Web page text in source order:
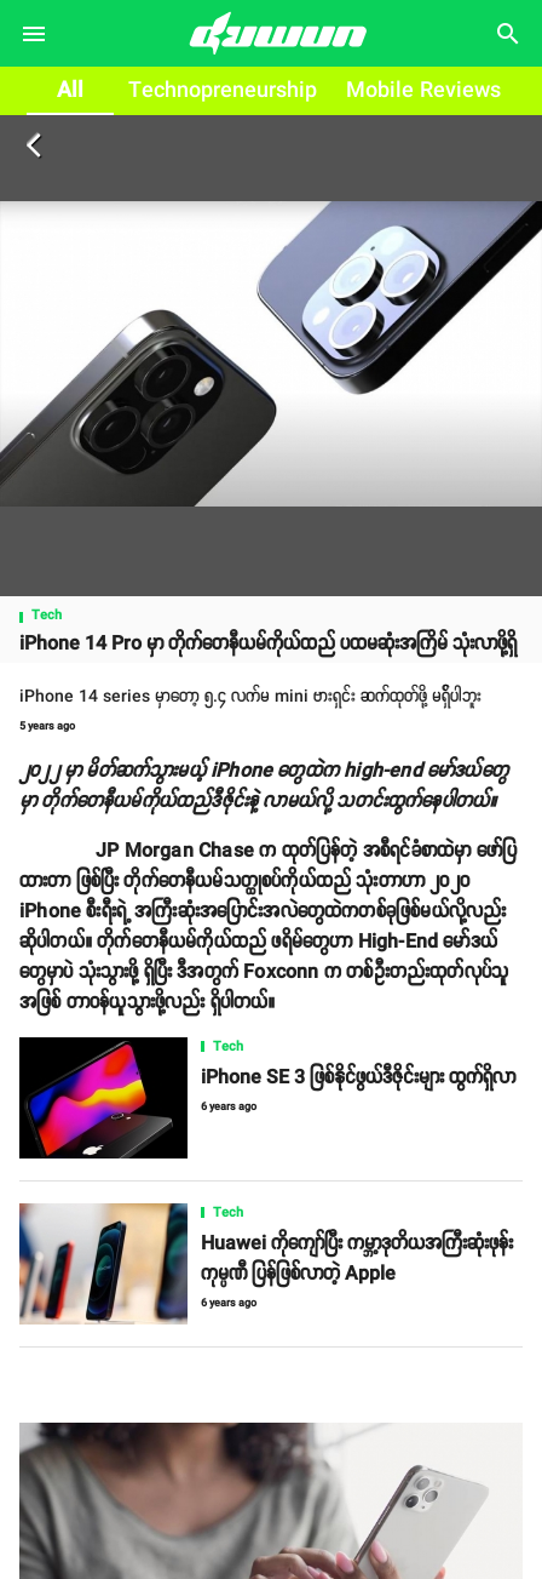
search
All Technopreneurship Mobile Reviews
arrow_back_ios
Tech
iPhone 14 Pro မှာ တိုက်တေနီယမ်ကိုယ်ထည် ပထမဆုံးအကြိမ် သုံးလာဖို့ရှိ
iPhone 14 series မှာတော့ ၅.၄ လက်မ mini ဗားရှင်း ဆက်ထုတ်ဖို့ မရှ်ိပါဘူး
5 years ago
၂၀၂၂ မှာ မိတ်ဆက်သွားမယ့် iPhone တွေထဲက high-end မော်ဒယ်တွေ
မှာ တိုက်တေနီယမ်ကိုယ်ထည်ဒီဇိုင်းနဲ့ လာမယ်လို့ သတင်းထွက်နေပါတယ်။
JP Morgan Chase က ထုတ်ပြန်တဲ့ အစီရင်ခံစာထဲမှာ ဖော်ပြ
ထားတာ ဖြစ်ပြီး တိုက်တေနီယမ်သတ္ထုစပ်ကိုယ်ထည် သုံးတာဟာ ၂၀၂၀
iPhone စီးရီးရဲ့ အကြီးဆုံးအပြောင်းအလဲတွေထဲကတစ်ခုဖြစ်မယ်လို့လည်း
ဆိုပါတယ်။ တိုက်တေနီယမ်ကိုယ်ထည် ဖရိမ်တွေဟာ High-End မော်ဒယ်
တွေမှာပဲ သုံးသွားဖို့ ရှိပြီး ဒီအတွက် Foxconn က တစ်ဦးတည်းထုတ်လုပ်သူ
အဖြစ် တာဝန်ယူသွားဖို့လည်း ရှိပါတယ်။
Tech
iPhone SE 3 ဖြစ်နိုင်ဖွယ်ဒီဇိုင်းများ ထွက်ရှိလာ
6 years ago
Tech
Huawei ကိုကျော်ပြီး ကမ္ဘာ့ဒုတိယအကြီးဆုံးဖုန်း
ကုမ္ပဏီ ပြန်ဖြစ်လာတဲ့ Apple
6 years ago